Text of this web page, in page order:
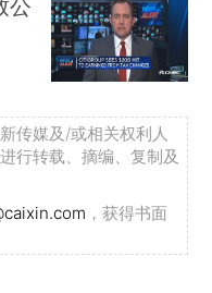
公
传媒及/或相关权利人
行转载、摘编、复制及
，获得书面